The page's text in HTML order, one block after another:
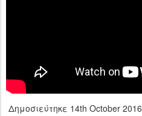
Δημοσιεύτηκε 14th October 2016